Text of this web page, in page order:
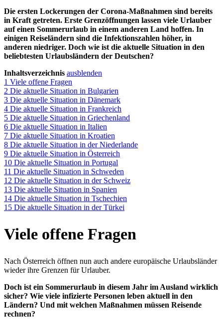
Die ersten Lockerungen der Corona-Maßnahmen sind bereits
in Kraft getreten. Erste Grenzöffnungen lassen viele Urlauber
auf einen Sommerurlaub in einem anderen Land hoffen. In
einigen Reiseländern sind die Infektionszahlen höher, in
anderen niedriger. Doch wie ist die aktuelle Situation in den
beliebtesten Urlaubsländern der Deutschen?
Inhaltsverzeichnis ausblenden
1 Viele offene Fragen
2 Die aktuelle Situation in Bulgarien
3 Die aktuelle Situation in Dänemark
4 Die aktuelle Situation in Frankreich
5 Die aktuelle Situation in Griechenland
6 Die aktuelle Situation in Italien
7 Die aktuelle Situation in Kroatien
8 Die aktuelle Situation in der Niederlande
9 Die aktuelle Situation in Österreich
10 Die aktuelle Situation in Portugal
11 Die aktuelle Situation in Schweden
12 Die aktuelle Situation in der Schweiz
13 Die aktuelle Situation in Spanien
14 Die aktuelle Situation in Tschechien
15 Die aktuelle Situation in der Türkei
Viele offene Fragen
Nach Österreich öffnen nun auch andere europäische Urlaubsländer
wieder ihre Grenzen für Urlauber.
Doch ist ein Sommerurlaub in diesem Jahr im Ausland wirklich
sicher? Wie viele infizierte Personen leben aktuell in den
Ländern? Und mit welchen Maßnahmen müssen Reisende
rechnen?